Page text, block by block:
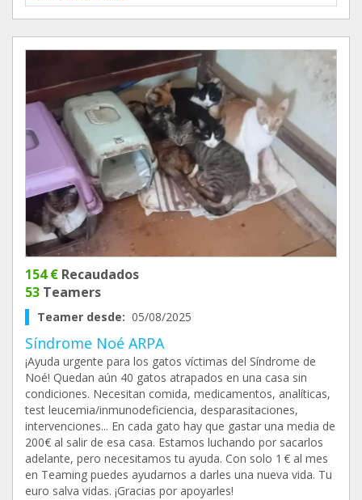
154 € Recaudados
53 Teamers
Teamer desde: 05/08/2025
Síndrome Noé ARPA
¡Ayuda urgente para los gatos víctimas del Síndrome de
Noé! Quedan aún 40 gatos atrapados en una casa sin
condiciones. Necesitan comida, medicamentos, analíticas,
test leucemia/inmunodeficiencia, desparasitaciones,
intervenciones... En cada gato hay que gastar una media de
200€ al salir de esa casa. Estamos luchando por sacarlos
adelante, pero necesitamos tu ayuda. Con solo 1 € al mes
en Teaming puedes ayudarnos a darles una nueva vida. Tu
euro salva vidas. ¡Gracias por apoyarles!